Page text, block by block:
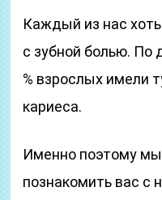
Каждый из нас
с зубной болью. По
% взрослых имели
кариеса.
Именно поэтому
познакомить вас с